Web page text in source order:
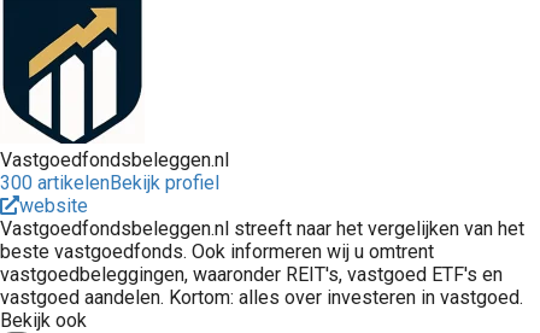
Vastgoedfondsbeleggen.nl
300 artikelenBekijk profiel
website
Vastgoedfondsbeleggen.nl streeft naar het vergelijken van het
beste vastgoedfonds. Ook informeren wij u omtrent
vastgoedbeleggingen, waaronder REIT's, vastgoed ETF's en
vastgoed aandelen. Kortom: alles over investeren in vastgoed.
Bekijk ook